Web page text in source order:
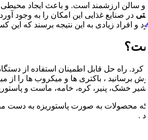
سالن ارزشمند است. و باعث ایجاد
در صنایع غذایی این امکان را به وجود
و افراد زیادی به این نتیجه برسند که
کرد. راه حل قابل اطمینان استفاده
، باکتری ها و میکروب ها را
شیر خشک، پنیر، کره، خامه، ماست و
محصولات به صورت پاستوریزه به دست
.